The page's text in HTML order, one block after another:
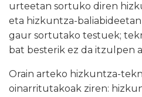
urteetan sortuko diren
eta hizkuntza-
gaur sortutako testuek;
bat besterik ez da itzulpen
Orain arteko hizkuntza-
oinarritutakoak ziren: